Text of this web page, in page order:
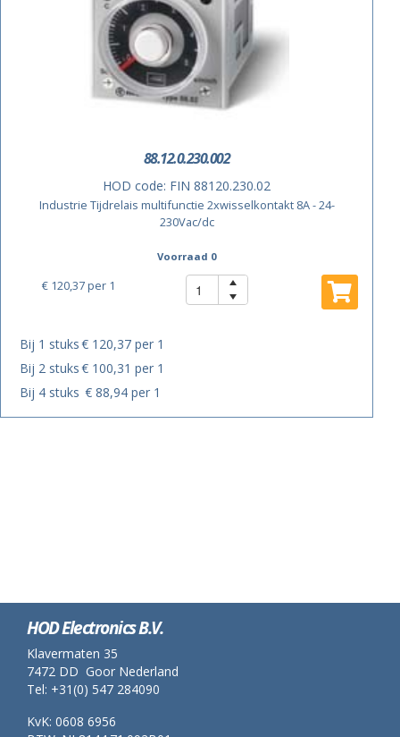
88.12.0.230.002
HOD code: FIN 88120.230.02
Industrie Tijdrelais multifunctie 2xwisselkontakt 8A - 24-
230Vac/dc
Voorraad 0
€ 120,37per 1
Bij 1 stuks€ 120,37 per 1
Bij 2 stuks€ 100,31 per 1
Bij 4 stuks € 88,94 per 1
HOD Electronics B.V.
Klavermaten 35
7472 DD Goor Nederland
Tel: +31(0) 547 284090
KvK: 0608 6956